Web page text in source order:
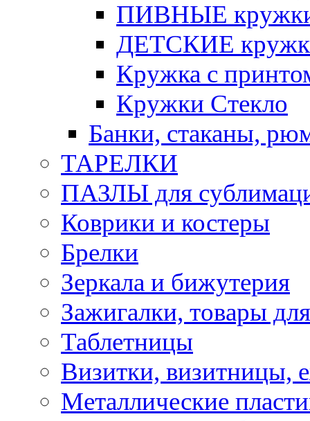
ПИВНЫЕ
ДЕТСКИЕ
Кружка с
Кружки Стекло
Банки, стаканы,
ТАРЕЛКИ
ПАЗЛЫ для
Коврики и костеры
Брелки
Зеркала и бижутерия
Зажигалки, товары
Таблетницы
Визитки, визитницы,
Металлические